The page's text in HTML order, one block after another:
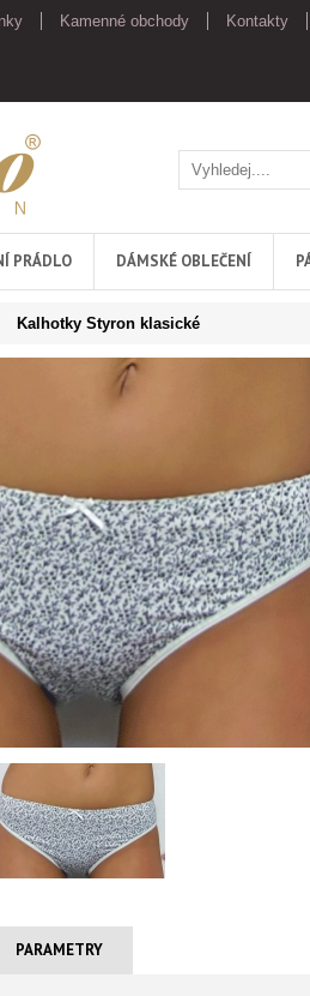
Kamenné obchody
Kontakty
PRÁDLO DÁMSKÉ OBLEČENÍ
Kalhotky Styron klasické
PARAMETRY